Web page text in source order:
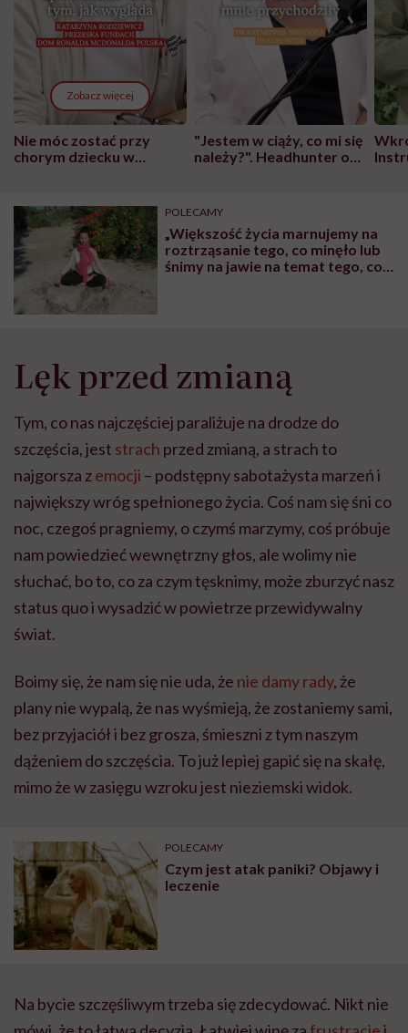
Zobacz więcej
Nie móc zostać przy
chorym dziecku w
może chyba tylko
głupota i brak
wyobraźni"
"Jestem w ciąży, co mi się
należy?". Headhunter o
pracy
POLECAMY
„Większość życia marnujemy na
roztrząsanie tego, co minęło lub
śnimy na jawie na temat tego, co
Lęk przed zmianą
Tym, co nas najczęściej paraliżuje na drodze do
szczęścia, jest strach przed zmianą, a strach to
najgorsza zemocji – podstępny sabotażysta marzeń i
największy wróg spełnionego życia. Coś nam się śni co
noc, czegoś pragniemy, o czymś marzymy, coś próbuje
nam powiedzieć wewnętrzny głos, ale wolimy nie
słuchać, bo to, co za czym tęsknimy, może zburzyć nasz
status quo i wysadzić w powietrze przewidywalny
świat.
Boimy się, że nam się nie uda, że nie damy rady, że
plany nie wypalą, że nas wyśmieją, że zostaniemy sami,
bez przyjaciół i bez grosza, śmieszni z tym naszym
dążeniem do szczęścia. To już lepiej gapić się na skałę,
mimo że w zasięgu wzroku jest nieziemski widok.
POLECAMY
Czym jest atak paniki? Objawy i
leczenie
Na bycie szczęśliwym trzeba się zdecydować. Nikt nie